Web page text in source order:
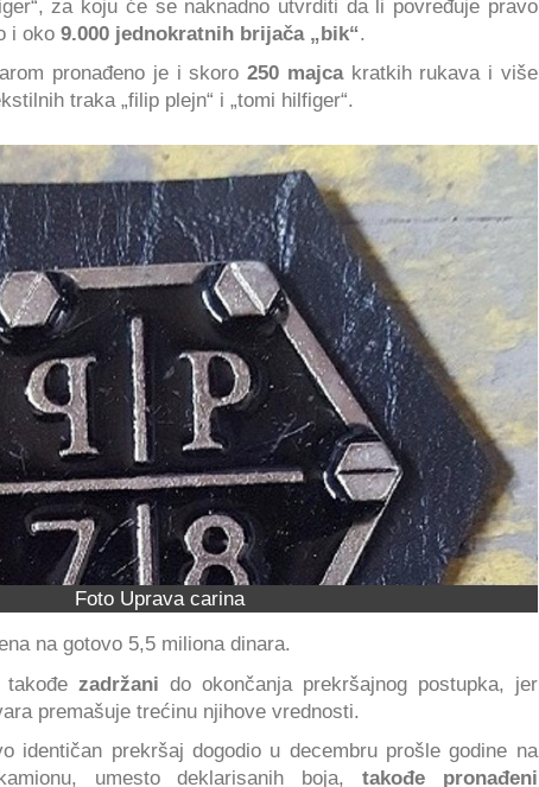
za koju će se naknadno utvrditi da li povređuje pravo
i oko 9.000 jednokratnih brijača „bik“.
pronađeno je i skoro250 majcakratkih rukava i više
traka „filip plejn“ i „tomi hilfiger“.
Foto Uprava carina
na gotovo 5,5 miliona dinara.
zadržani do okončanja prekršajnog postupka, jer
premašuje trećinu njihove vrednosti.
identičan prekršaj dogodio u decembru prošle godine na
umesto deklarisanih boja, takođe pronađeni